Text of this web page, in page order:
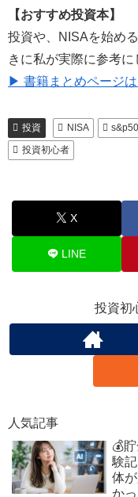
【おすすめ投資本】
投資や、NISAを始め
きに私が実際に参考に
▶ 書籍まとめページ
投資 NISA
投資初心者
X
LINE
投資初
人気記事
💰
験
体
か